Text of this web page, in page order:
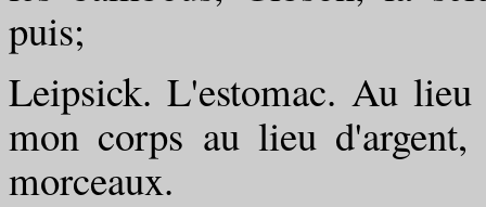
puis;
Leipsick. L'estomac. Au
mon corps au lieu
morceaux.